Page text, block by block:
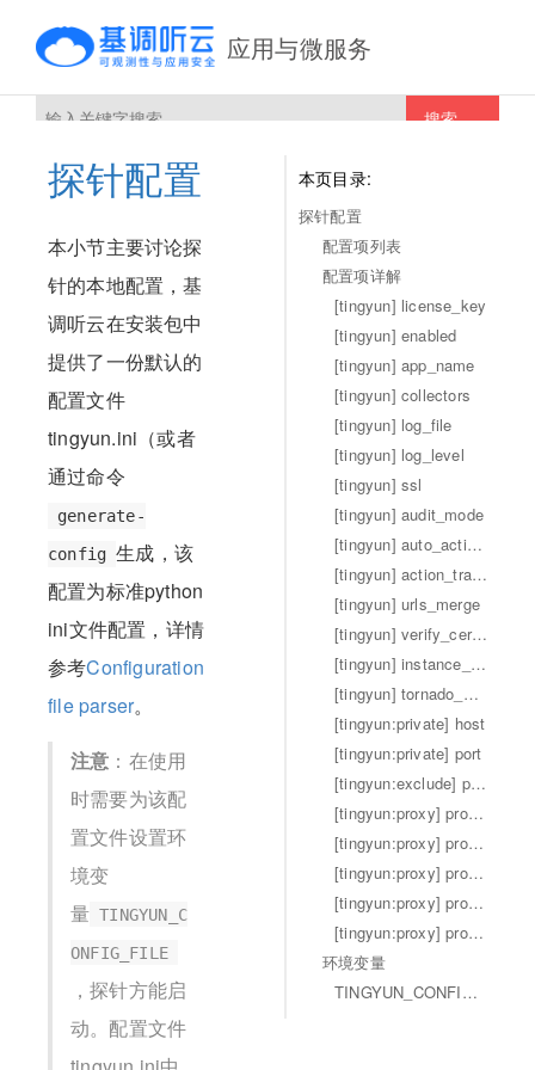
应用与微服务
搜索
本页目录:
探针配置
配置项列表
配置项详解
[tingyun] license_key
[tingyun] enabled
[tingyun] app_name
[tingyun] collectors
[tingyun] log_file
[tingyun] log_level
[tingyun] ssl
[tingyun] audit_mode
[tingyun] auto_action_naming
[tingyun] action_tracer.log_sql
[tingyun] urls_merge
[tingyun] verify_certification
[tingyun] instance_name
[tingyun] tornado_wsgi_adapter_mode
[tingyun:private] host
[tingyun:private] port
[tingyun:exclude] plugins
[tingyun:proxy] proxy_host
[tingyun:proxy] proxy_port
[tingyun:proxy] proxy_user
[tingyun:proxy] proxy_pwd
[tingyun:proxy] proxy_scheme
环境变量
TINGYUN_CONFIG_FILE
探针配置
本小节主要讨论探
针的本地配置，基
调听云在安装包中
提供了一份默认的
配置文件
tingyun.ini（或者
通过命令
generate-
config 生成，该
配置为标准python
ini文件配置，详情
参考Configuration
file parser。
注意 ：在使用
时需要为该配
置文件设置环
境变
量 TINGYUN_C
ONFIG_FILE
，探针方能启
动。配置文件